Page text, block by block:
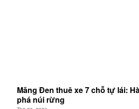
Măng Đen thuê xe 7 chỗ tự lái:
phá núi rừng